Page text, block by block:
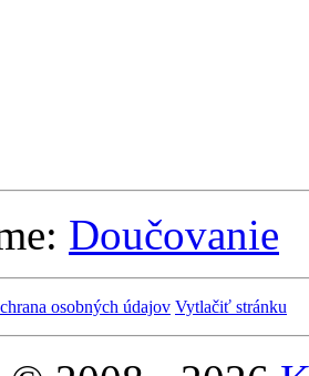
Doučovanie
osobných údajov Vytlačiť stránku